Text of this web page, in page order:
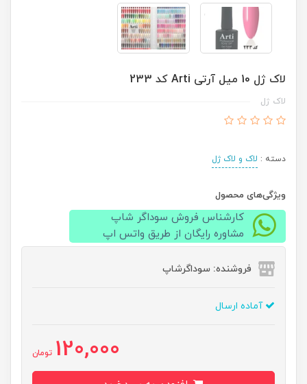
لاک ژل 10 میل آرتی Arti کد 233
لاک ژل
دسته : لاک و لاک ژل
ویژگی‌های محصول
کارشناس فروش سوداگر شاپ
مشاوره رایگان از طریق واتس اپ
فروشنده: سوداگرشاپ
آماده ارسال
120,000 تومان